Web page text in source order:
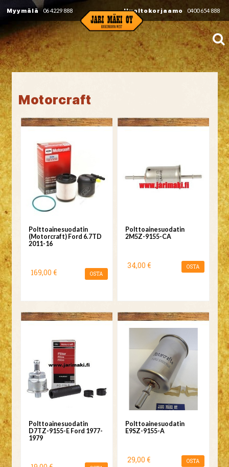
Myymälä 06 4229 888 Huoltokorjaamo 0400 654 888
Motorcraft
Polttoainesuodatin
(Motorcraft) Ford 6.7TD
2011-16
169,00 € OSTA
Polttoainesuodatin
2M5Z-9155-CA
34,00 € OSTA
Polttoainesuodatin
D7TZ-9155-E Ford 1977-
1979
Polttoainesuodatin
E9SZ-9155-A
29,00 € OSTA